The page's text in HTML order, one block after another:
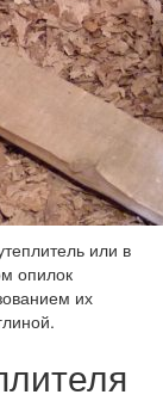
или в
опилок
их